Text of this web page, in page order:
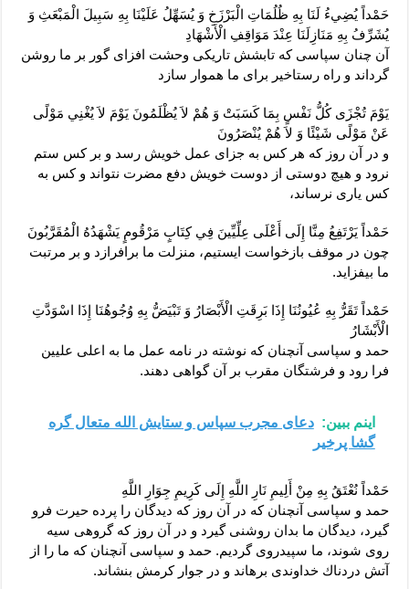
حَمْداً يُضِي‏ءُ لَنَا بِهِ ظُلُمَاتِ الْبَرْزَخِ وَ يُسَهِّلُ عَلَيْنَا بِهِ سَبِيلَ الْمَبْعَثِ وَ
يُشَرِّفُ بِهِ مَنَازِلَنَا عِنْدَ مَوَاقِفِ الْأَشْهَادِ
آن چنان سپاسى كه تابشش تاريكى وحشت افزاى گور بر ما روشن
گرداند و راه رستاخير براى ما هموار سازد
يَوْمَ تُجْزَى كُلُّ نَفْسٍ بِمَا كَسَبَتْ وَ هُمْ لاَ يُظْلَمُونَ يَوْمَ لاَ يُغْنِي مَوْلًى
عَنْ مَوْلًى شَيْئًا وَ لاَ هُمْ يُنْصَرُونَ‏
و در آن روز كه هر كس به جزاى عمل خويش رسد و بر كس ستم
نرود و هيچ دوستى از دوست خويش دفع مضرت نتواند و كس به
كس يارى نرساند،
حَمْداً يَرْتَفِعُ مِنَّا إِلَى أَعْلَى عِلِّيِّينَ فِي كِتَابٍ مَرْقُومٍ يَشْهَدُهُ الْمُقَرَّبُونَ‏
چون در موقف بازخواست ايستيم، منزلت ما برافرازد و بر مرتبت
ما بيفزايد.
حَمْداً تَقَرُّ بِهِ عُيُونُنَا إِذَا بَرِقَتِ الْأَبْصَارُ وَ تَبْيَضُّ بِهِ وُجُوهُنَا إِذَا اسْوَدَّتِ
الْأَبْشَارُ
حمد و سپاسى آنچنان كه نوشته در نامه عمل ما به اعلى عليين
فرا رود و فرشتگان مقرب بر آن گواهى دهند.
اینم ببین: دعای مجرب سپاس و ستایش الله متعال گره
گشا پرخیر
حَمْداً نُعْتَقُ بِهِ مِنْ أَلِيمِ نَارِ اللَّهِ إِلَى كَرِيمِ جِوَارِ اللَّهِ‏
حمد و سپاسى آنچنان كه در آن روز كه ديدگان را پرده حيرت فرو
گيرد، ديدگان ما بدان روشنى گيرد و در آن روز كه گروهى سيه
‏روى شوند، ما سپيدروى گرديم. حمد و سپاسى آنچنان كه ما را از
آتش دردناك خداوندى برهاند و در جوار كرمش بنشاند.